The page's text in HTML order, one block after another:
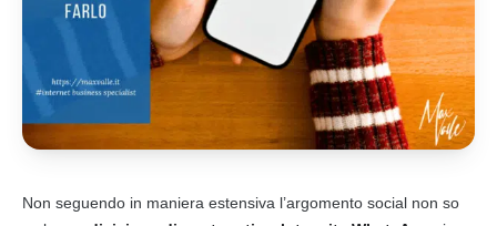
Non seguendo in maniera estensiva l’argomento social non so